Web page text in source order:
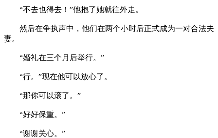
“不去也得去！”他抱了她就往外走。
然后在争执声中，他们在两个小时后正式成为一对合法夫
妻。
“婚礼在三个月后举行。”
“行。”现在他可以放心了。
“那你可以滚了。”
“好好保重。”
“谢谢关心。”